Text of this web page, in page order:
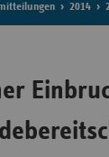
2014